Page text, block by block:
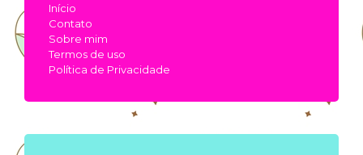
Início
Contato
Sobre mim
Termos de uso
Política de Privacidade